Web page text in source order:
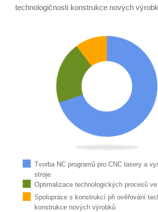
technologičnosti konstrukce nových
Tvorba NC programů pro CNC lasery a
stroje
Optimalizace technologických procesů
Spolupráce s konstrukcí při ověřování
konstrukce nových výrobků